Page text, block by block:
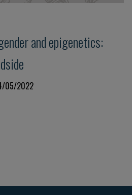
and epigenetics:
05/2022